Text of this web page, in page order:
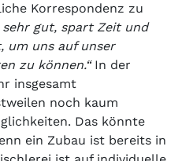
Korrespondenz zu
gut, spart Zeit und
um uns auf unser
zu können.“In der
insgesamt
noch kaum
Das könnte
ein Zubau ist bereits in